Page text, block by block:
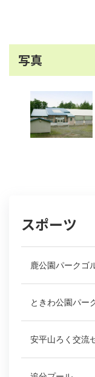
写真
スポーツ
鹿公園パークゴ
ときわ公園パー
安平山ろく交流